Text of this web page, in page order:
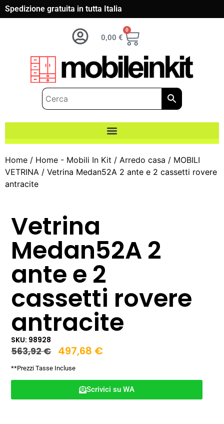
Spedizione gratuita in tutta Italia
0,00 €
0
Home / Home - Mobili In Kit / Arredo casa / MOBILI
VETRINA / Vetrina Medan52A 2 ante e 2 cassetti rovere
antracite
Vetrina
Medan52A 2
ante e 2
cassetti rovere
antracite
SKU: 98928
563,92€ 497,68 €
**Prezzi Tasse Incluse
Scrivici su WA